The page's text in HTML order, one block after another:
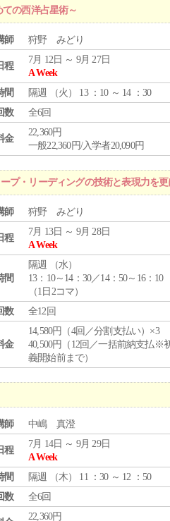
の西洋占星術～
師 狩野 みどり
程
7月 12日 ～ 9月 27日
A Week
間
隔週 （火 ） 13 ：10 ～ 14 ：30
数
全6回
金
22,360円
一般22,360円/入学者20,090円
プ・リーディングの技術と表現力を
師 狩野 みどり
程
7月 13日 ～ 9月 28日
A Week
間
隔週 （水）
13：10～14：30／14：50～16：10
（1日2コマ）
数
全12回
金
14,580円（4回／分割支払い）×3
40,500円（12回／一括前納支払※
義開始前まで）
師 中嶋 真澄
程
7月 14日 ～ 9月 29日
A Week
間
隔週 （木） 11 ：30 ～ 12 ：50
数
全6回
22,360円